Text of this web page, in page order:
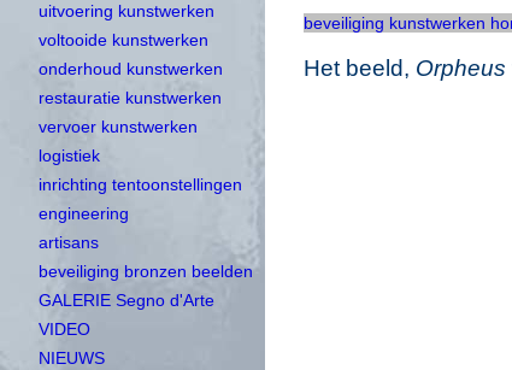
uitvoering kunstwerken
voltooide kunstwerken
onderhoud kunstwerken
restauratie kunstwerken
vervoer kunstwerken
logistiek
inrichting tentoonstellingen
engineering
artisans
beveiliging bronzen beelden
GALERIE Segno d'Arte
VIDEO
NIEUWS
beveiliging kunstwerken
Het beeld, Orpheus